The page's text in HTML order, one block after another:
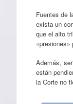
Fuentes de
exista un
que el alto
«presiones»
Además,
están
la Corte no